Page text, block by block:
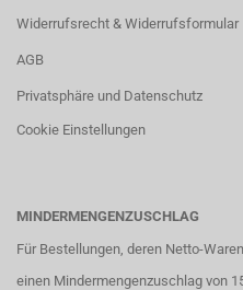
Widerrufsrecht & Widerrufsformular
AGB
Privatsphäre und Datenschutz
Cookie Einstellungen
MINDERMENGENZUSCHLAG
Für Bestellungen, deren Netto-
einen Mindermengenzuschlag von